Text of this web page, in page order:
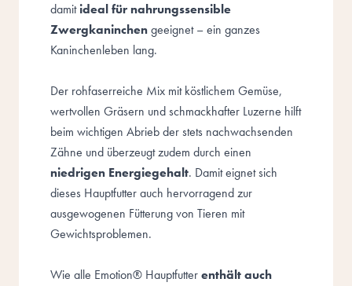
damitideal für nahrungssensible
Zwergkaninchengeeignet – ein ganzes
Kaninchenleben lang.
Der rohfaserreiche Mix mit köstlichem Gemüse,
wertvollen Gräsern und schmackhafter Luzerne hilft
beim wichtigen Abrieb der stets nachwachsenden
Zähne und überzeugt zudem durch einen
niedrigen Energiegehalt. Damit eignet sich
dieses Hauptfutter auch hervorragend zur
ausgewogenen Fütterung von Tieren mit
Gewichtsproblemen.
Wie alle Emotion® Hauptfutterenthält auch